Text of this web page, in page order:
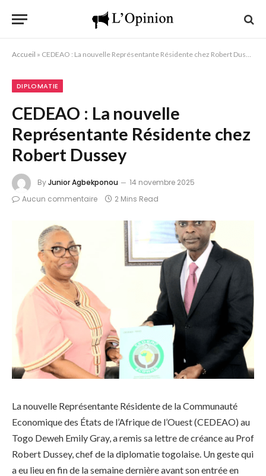
Accueil » CEDEAO : La nouvelle Représentante Résidente chez Robert Dussey
DIPLOMATIE
CEDEAO : La nouvelle
Représentante Résidente chez
Robert Dussey
ByJunior Agbekponou
14 novembre 2025
Aucun commentaire
2 Mins Read
La nouvelle Représentante Résidente de la Communauté
Economique des États de l’Afrique de l’Ouest (CEDEAO) au
Togo Deweh Emily Gray, a remis sa lettre de créance au Prof
Robert Dussey, chef de la diplomatie togolaise. Un geste qui
a eu lieu en fin de la semaine dernière avant son entrée en